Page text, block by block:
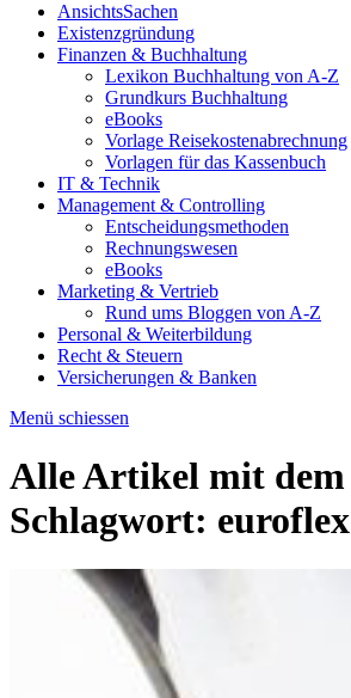
AnsichtsSachen
Existenzgründung
Finanzen & Buchhaltung
Lexikon Buchhaltung von A-Z
Grundkurs Buchhaltung
eBooks
Vorlage Reisekostenabrechnung
Vorlagen für das Kassenbuch
IT & Technik
Management & Controlling
Entscheidungsmethoden
Rechnungswesen
eBooks
Marketing & Vertrieb
Rund ums Bloggen von A-Z
Personal & Weiterbildung
Recht & Steuern
Versicherungen & Banken
Menü schiessen
Alle Artikel mit dem
Schlagwort: euroflex